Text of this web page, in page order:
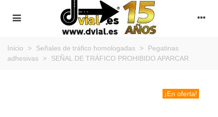
Inicio > Señales de tráfico homologadas >
Pegatinas
adhesivas
> SEÑAL DE TRÁFICO PROHIBIDO APARCAR
¡En oferta!